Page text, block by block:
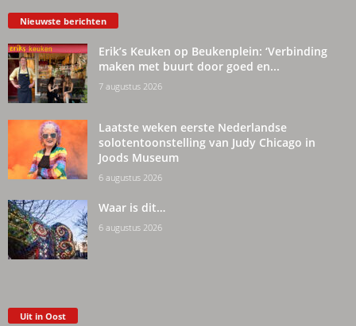
Nieuwste berichten
Erik’s Keuken op Beukenplein: ‘Verbinding
maken met buurt door goed en...
7 augustus 2026
Laatste weken eerste Nederlandse
solotentoonstelling van Judy Chicago in
Joods Museum
6 augustus 2026
Waar is dit…
6 augustus 2026
Uit in Oost